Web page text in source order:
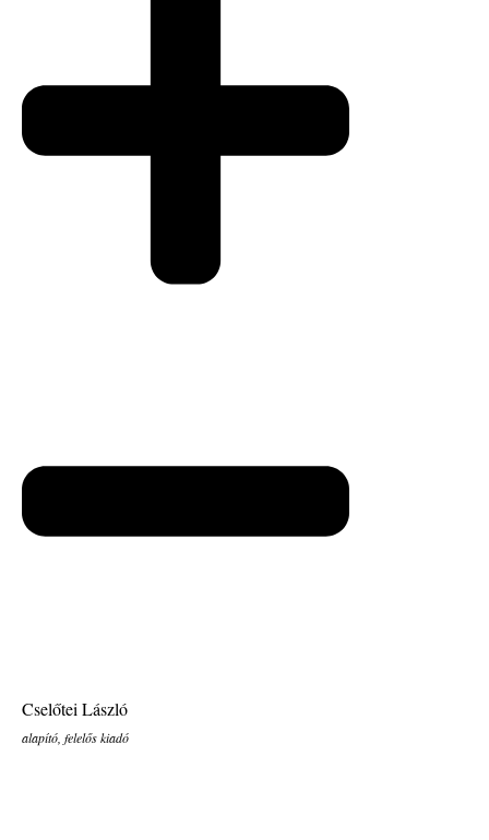
Cselőtei László
alapító, felelős kiadó